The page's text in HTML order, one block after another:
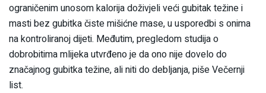
ograničenim unosom kalorija doživjeli veći gubitak težine i
masti bez gubitka čiste mišićne mase, u usporedbi s onima
na kontroliranoj dijeti. Međutim, pregledom studija o
dobrobitima mlijeka utvrđeno je da ono nije dovelo do
značajnog gubitka težine, ali niti do debljanja, piše Večernji
list.